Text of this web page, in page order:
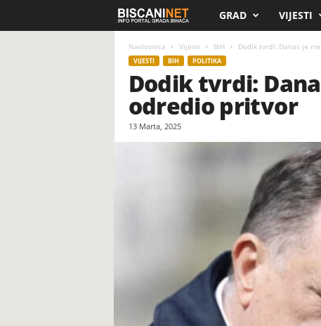
i
c
n
GRAD VIJESTI
Naslovnica Vijesti BiH Dodik tvrdi: Danas je
VIJESTI BIH POLITIKA
Dodik tvrdi:
odredio pritvor
13 Marta, 2025